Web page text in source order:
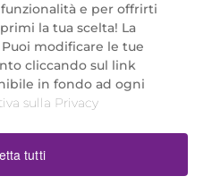
S.r.l.
Rho (MI)
13425220152.
e per offrirti
la tua scelta! La
modificare le tue
cliccando sul link
in fondo ad ogni
sulla Privacy
tutti